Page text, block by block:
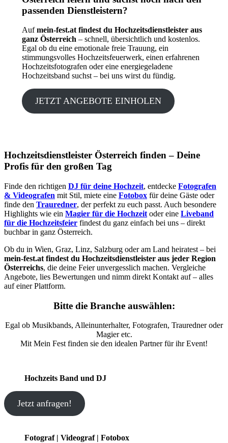
passenden Dienstleistern?
Aufmein-fest.at findest du Hochzeitsdienstleister aus
ganz Österreich– schnell, übersichtlich und kostenlos.
Egal ob du eine emotionale freie Trauung, ein
stimmungsvolles Hochzeitsfeuerwerk, einen erfahrenen
Hochzeitsfotografen oder eine energiegeladene
Hochzeitsband suchst – bei uns wirst du fündig.
JETZT ANGEBOTE EINHOLEN
Hochzeitsdienstleister Österreich finden – Deine
Profis für den großen Tag
Finde den richtigen DJ für deine Hochzeit, entdecke Fotografen
& Videografen mit Stil, miete eine Fotobox für deine Gäste oder
finde den Trauredner, der perfekt zu euch passt. Auch besondere
Highlights wie ein Magier für die Hochzeit oder eine Liveband
für die Hochzeitsfeier findest du ganz einfach bei uns – direkt
buchbar in ganz Österreich.
Ob du in Wien, Graz, Linz, Salzburg oder am Land heiratest – bei
mein-fest.at findest du Hochzeitsdienstleister aus jeder Region
Österreichs, die deine Feier unvergesslich machen. Vergleiche
Angebote, lies Bewertungen und nimm direkt Kontakt auf – alles
auf einer Plattform.
Bitte die Branche auswählen:
Egal ob Musikbands, Alleinunterhalter, Fotografen, Trauredner oder
Magier etc.
Mit Mein Fest finden sie den idealen Partner für ihr Event!
Hochzeits Band und DJ
Jetzt anfragen!
Fotograf | Videograf | Fotobox